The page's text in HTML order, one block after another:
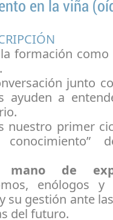
en la viña
formación
junto
ayuden a
nuestro primer
conocimiento”
mano de
enólogos y
su gestión ante
del futuro.